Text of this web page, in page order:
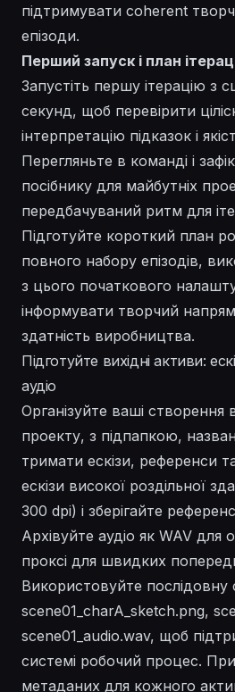
підтримувати coherent
епізоди.
Перший запуск і план
Запустіть першу ітерацію з
секунд, щоб перевірити
інтерпретацію підказок і
Перегляньте в команді і
посібнику для майбутніх
передбачуваний ритм для
Підготуйте короткий план
повного набору епізодів,
з цього початкового
інформувати творчий
здатність виробництва.
Підготуйте вихідні активи:
аудіо
Організуйте ваші створення
проекту, з підпапкою,
тримати ескізи, референси
ескізи високої роздільної
300 dpi) і зберігайте
Архівуйте аудіо як WAV для
проксі для швидких
Використовуйте послідовну
scene01_charA_sketch.png,
scene01_audio.wav, щоб
системі робочий процес.
метаданих для кожного